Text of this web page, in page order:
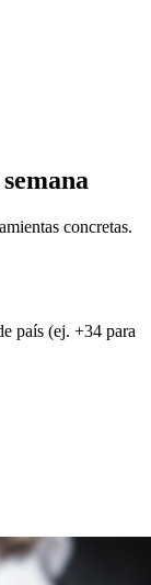
concretas.
país (ej. +34 para